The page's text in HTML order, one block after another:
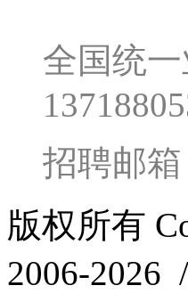
全国统
招聘邮箱
版权所有
2006-2026 /